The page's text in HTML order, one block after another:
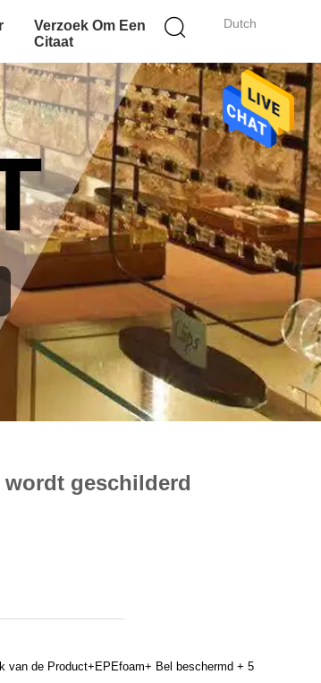
Dutch
Verzoek Om Een
Citaat
wordt geschilderd
van de Product+EPEfoam+ Bel beschermd + 5